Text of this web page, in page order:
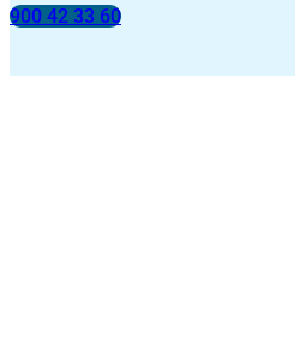
900 42 33 60